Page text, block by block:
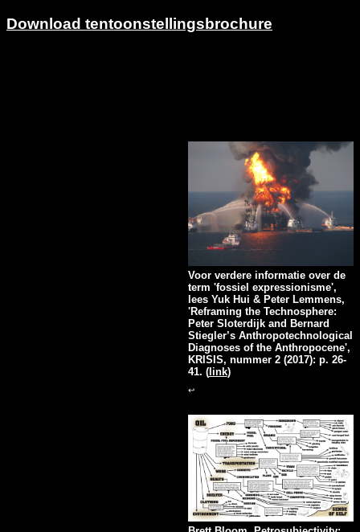
Download tentoonstellingsbrochure
Voor verdere informatie over de
term 'fossiel expressionisme',
lees Yuk Hui & Peter Lemmens,
'Reframing the Technosphere:
Peter Sloterdijk and Bernard
Stiegler’s Anthropotechnological
Diagnoses of the Anthropocene',
KRISIS, nummer 2 (2017): p. 26-
41. (link)
↩